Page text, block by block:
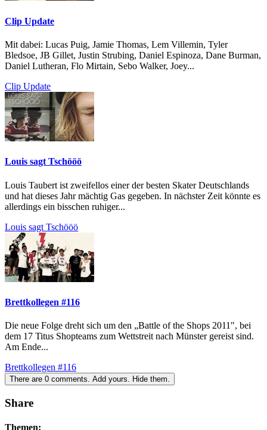
Clip Update
Mit dabei: Lucas Puig, Jamie Thomas, Lem Villemin, Tyler
Bledsoe, JB Gillet, Justin Strubing, Daniel Espinoza, Dane Burman,
Daniel Lutheran, Flo Mirtain, Sebo Walker, Joey...
Clip Update
Louis sagt Tschööö
Louis Taubert ist zweifellos einer der besten Skater Deutschlands
und hat dieses Jahr mächtig Gas gegeben. In nächster Zeit könnte es
allerdings ein bisschen ruhiger...
Louis sagt Tschööö
Brettkollegen #116
Die neue Folge dreht sich um den „Battle of the Shops 2011″, bei
dem 17 Titus Shopteams zum Wettstreit nach Münster gereist sind.
Am Ende...
Brettkollegen #116
There are 0 comments. Add yours. Hide them.
Share
Themen: